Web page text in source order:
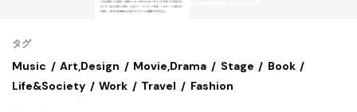
タグ
Music Art,Design Movie,Drama Stage
Book
Life&Society
Work Travel Fashion